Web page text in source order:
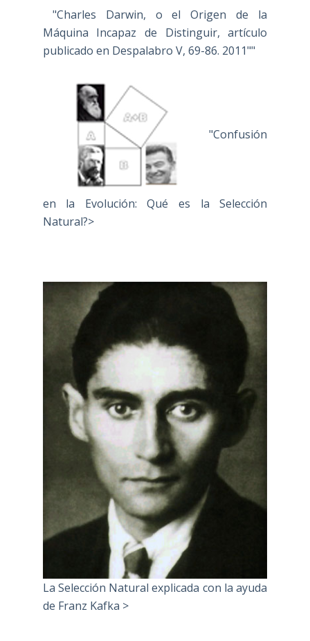
"Charles Darwin, o el Origen de la
Máquina Incapaz de Distinguir, artículo
publicado en Despalabro V, 69-86. 2011""
"Confusión
en la Evolución: Qué es la Selección
Natural?>
La Selección Natural explicada con la ayuda
de Franz Kafka >